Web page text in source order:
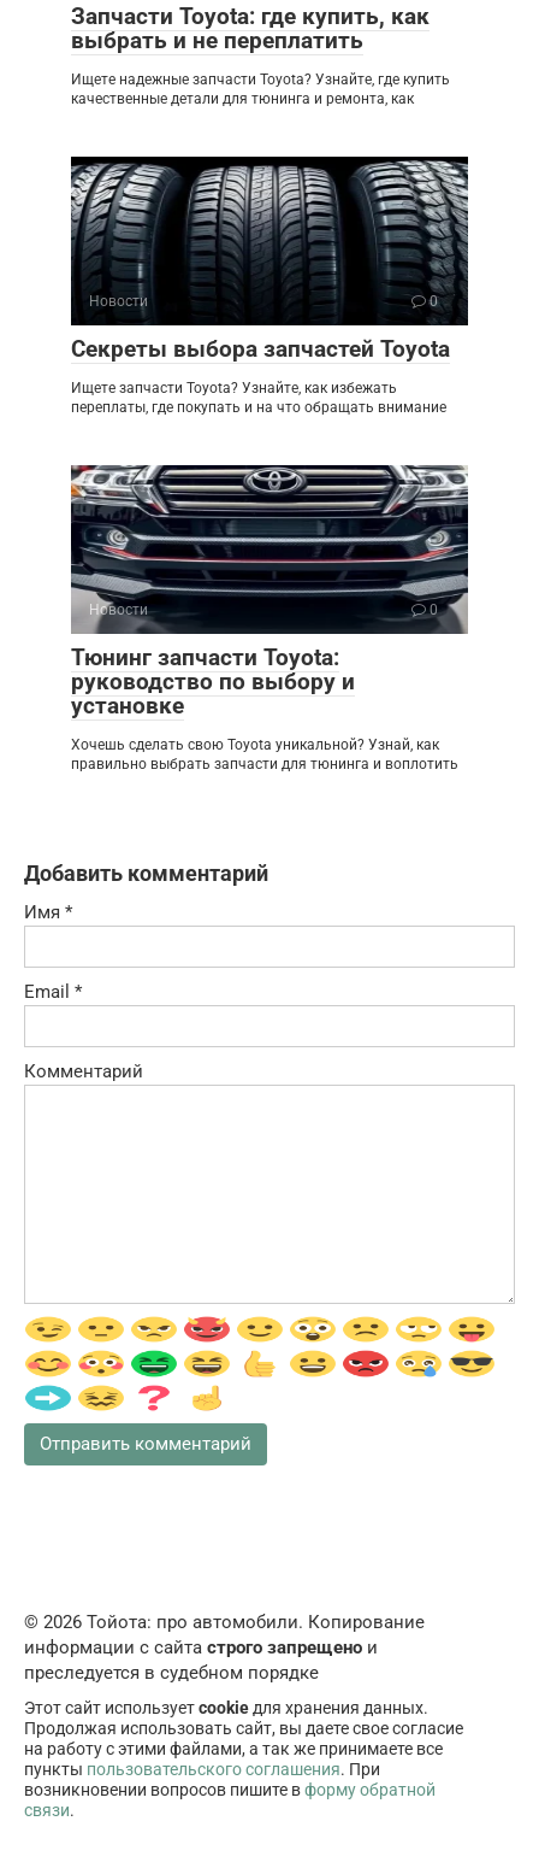
Запчасти Toyota: где купить, как
выбрать и не переплатить
Ищете надежные запчасти Toyota? Узнайте, где купить
качественные детали для тюнинга и ремонта, как
Новости 0
Секреты выбора запчастей Toyota
Ищете запчасти Toyota? Узнайте, как избежать
переплаты, где покупать и на что обращать внимание
Новости 0
Тюнинг запчасти Toyota:
руководство по выбору и
установке
Хочешь сделать свою Toyota уникальной? Узнай, как
правильно выбрать запчасти для тюнинга и воплотить
Добавить комментарий
Имя *
Email *
Комментарий
© 2026 Тойота: про автомобили. Копирование
информации с сайта строго запрещено и
преследуется в судебном порядке
Этот сайт используетcookieдля хранения данных.
Продолжая использовать сайт, вы даете свое согласие
на работу с этими файлами, а так же принимаете все
пункты пользовательского соглашения. При
возникновении вопросов пишите вформу обратной
связи.